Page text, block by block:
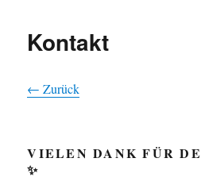
Kontakt
← Zurück
VIELEN DANK FÜR
✨